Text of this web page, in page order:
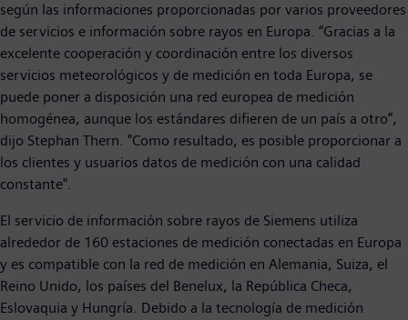
según las informaciones proporcionadas por varios proveedores
de servicios e información sobre rayos en Europa. “Gracias a la
excelente cooperación y coordinación entre los diversos
servicios meteorológicos y de medición en toda Europa, se
puede poner a disposición una red europea de medición
homogénea, aunque los estándares difieren de un país a otro”,
dijo Stephan Thern. "Como resultado, es posible proporcionar a
los clientes y usuarios datos de medición con una calidad
constante".
El servicio de información sobre rayos de Siemens utiliza
alrededor de 160 estaciones de medición conectadas en Europa
y es compatible con la red de medición en Alemania, Suiza, el
Reino Unido, los países del Benelux, la República Checa,
Eslovaquia y Hungría. Debido a la tecnología de medición